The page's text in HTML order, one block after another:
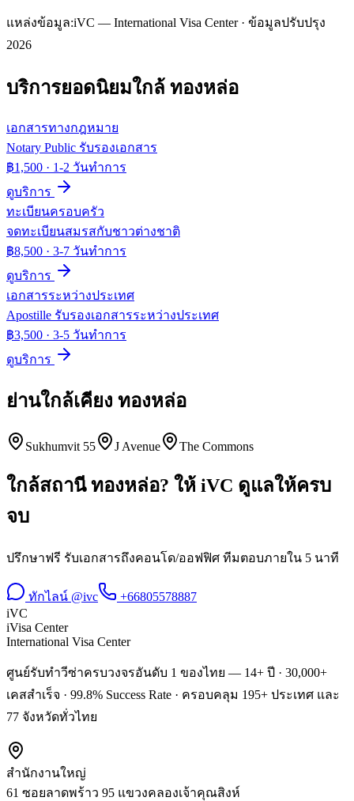
แหล่งข้อมูล:iVC — International Visa Center · ข้อมูลปรับปรุง
2026
บริการยอดนิยมใกล้ ทองหล่อ
เอกสารทางกฎหมาย
Notary Public รับรองเอกสาร
฿1,500 · 1-2 วันทำการ
ดูบริการ
ทะเบียนครอบครัว
จดทะเบียนสมรสกับชาวต่างชาติ
฿8,500 · 3-7 วันทำการ
ดูบริการ
เอกสารระหว่างประเทศ
Apostille รับรองเอกสารระหว่างประเทศ
฿3,500 · 3-5 วันทำการ
ดูบริการ
ย่านใกล้เคียง ทองหล่อ
Sukhumvit 55 J Avenue The Commons
ใกล้สถานีทองหล่อ? ให้ iVC ดูแลให้ครบ
จบ
ปรึกษาฟรี รับเอกสารถึงคอนโด/ออฟฟิศ ทีมตอบภายใน 5 นาที
ทักไลน์ @ivc
+66805578887
iVC
iVisa Center
International Visa Center
ศูนย์รับทำวีซ่าครบวงจรอันดับ 1 ของไทย — 14+ ปี · 30,000+
เคสสำเร็จ · 99.8% Success Rate · ครอบคลุม 195+ ประเทศ และ
77 จังหวัดทั่วไทย
สำนักงานใหญ่
61 ซอยลาดพร้าว 95 แขวงคลองเจ้าคุณสิงห์